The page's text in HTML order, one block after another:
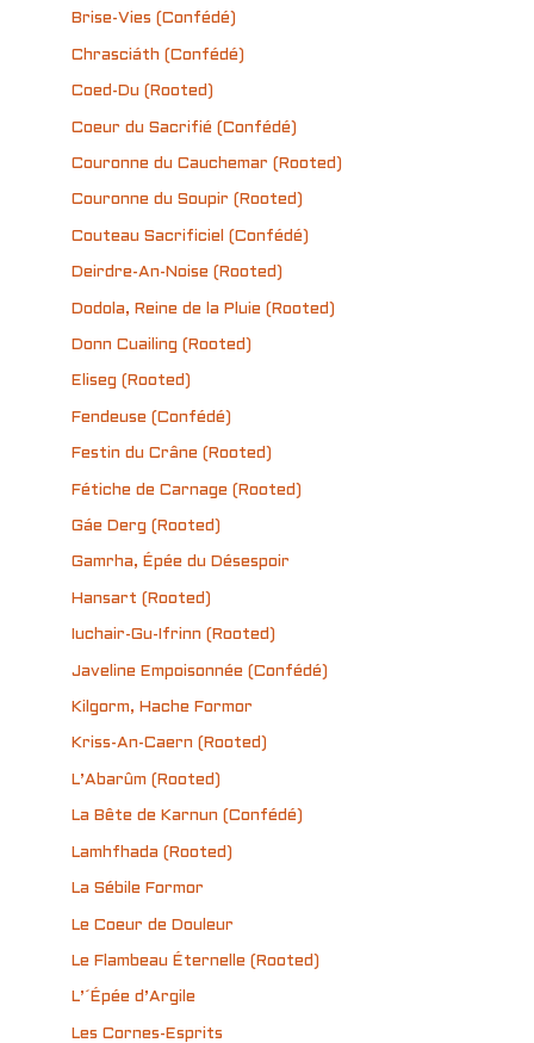
Brise-Vies (Confédé)
Chrasciáth (Confédé)
Coed-Du (Rooted)
Coeur du Sacrifié (Confédé)
Couronne du Cauchemar (Rooted)
Couronne du Soupir (Rooted)
Couteau Sacrificiel (Confédé)
Deirdre-An-Noise (Rooted)
Dodola, Reine de la Pluie (Rooted)
Donn Cuailing (Rooted)
Eliseg (Rooted)
Fendeuse (Confédé)
Festin du Crâne (Rooted)
Fétiche de Carnage (Rooted)
Gáe Derg (Rooted)
Gamrha, Épée du Désespoir
Hansart (Rooted)
Iuchair-Gu-Ifrinn (Rooted)
Javeline Empoisonnée (Confédé)
Kilgorm, Hache Formor
Kriss-An-Caern (Rooted)
L’Abarûm (Rooted)
La Bête de Karnun (Confédé)
Lamhfhada (Rooted)
La Sébile Formor
Le Coeur de Douleur
Le Flambeau Éternelle (Rooted)
L’´Épée d’Argile
Les Cornes-Esprits